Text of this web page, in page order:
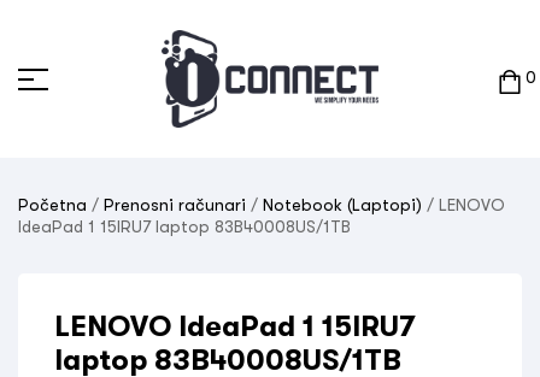
0
Početna / Prenosni računari / Notebook (Laptopi) / LENOVO
IdeaPad 1 15IRU7 laptop 83B40008US/1TB
LENOVO IdeaPad 1 15IRU7
laptop 83B40008US/1TB